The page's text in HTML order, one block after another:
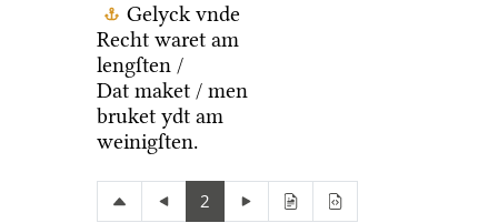
Gelyck vnde
Recht waret am
lengſten /
Dat maket / men
bruket ydt am
weinigſten.
2